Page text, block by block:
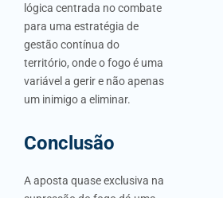
lógica centrada no combate
para uma estratégia de
gestão contínua do
território, onde o fogo é uma
variável a gerir e não apenas
um inimigo a eliminar.
Conclusão
A aposta quase exclusiva na